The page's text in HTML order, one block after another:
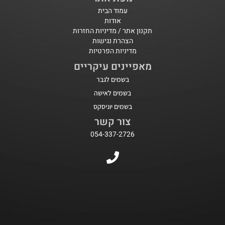
עמוד הבית
אודות
תקנון אתר / מדיניות החזרות
הצהרת נגישות
מדיניות הפרטיות
מאפיינים עיקריים
בשמים לגבר
בשמים לאישה
בשמים יוניסקס
צור קשר
054-337-2726